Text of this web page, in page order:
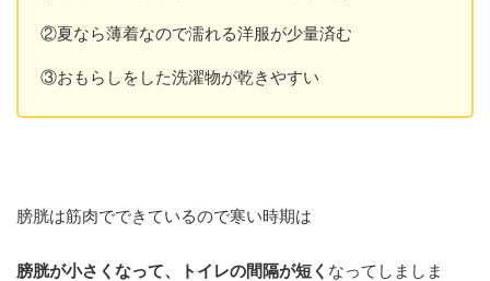
②夏なら薄着なので濡れる洋服が少量済む
③おもらしをした洗濯物が乾きやすい
膀胱は筋肉でできているので寒い時期は
膀胱が小さくなって、トイレの間隔が短く なってしましま